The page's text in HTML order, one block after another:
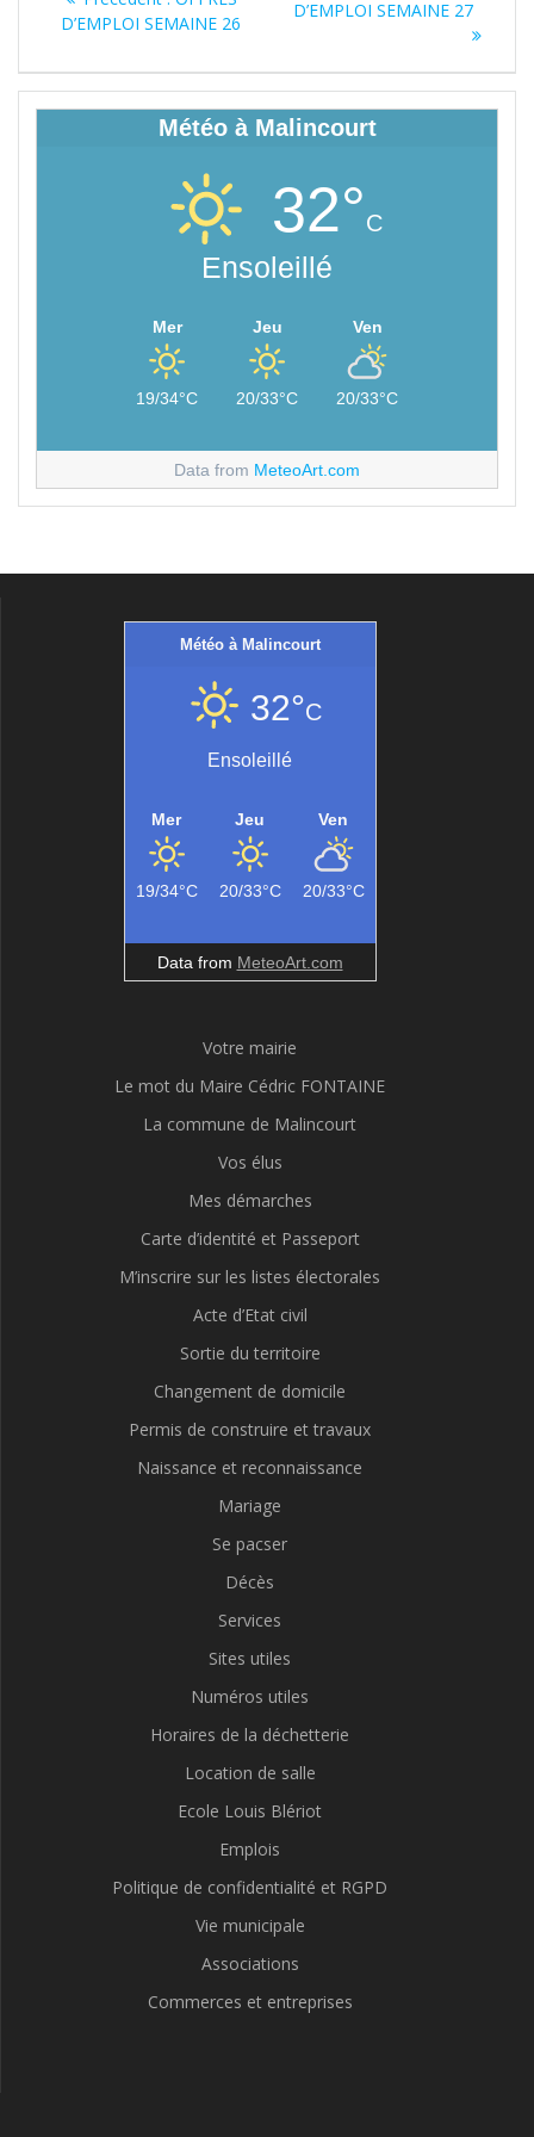
de
l’article
précédent
D’EMPLOI SEMAINE 26
suivant
D’EMPLOI SEMAINE 27
Météo à Malincourt
32°C
Ensoleillé
Mer
19/34°C
Jeu
20/33°C
Ven
20/33°C
Data from MeteoArt.com
Météo à Malincourt
32°C
Ensoleillé
Mer
19/34°C
Jeu
20/33°C
Ven
20/33°C
Data from MeteoArt.com
Votre mairie
Le mot du Maire Cédric FONTAINE
La commune de Malincourt
Vos élus
Mes démarches
Carte d’identité et Passeport
M’inscrire sur les listes électorales
Acte d’Etat civil
Sortie du territoire
Changement de domicile
Permis de construire et travaux
Naissance et reconnaissance
Mariage
Se pacser
Décès
Services
Sites utiles
Numéros utiles
Horaires de la déchetterie
Location de salle
Ecole Louis Blériot
Emplois
Politique de confidentialité et RGPD
Vie municipale
Associations
Commerces et entreprises